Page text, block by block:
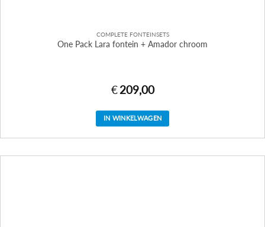
COMPLETE FONTEINSETS
One Pack Lara fontein + Amador chroom
€ 209,00
IN WINKELWAGEN